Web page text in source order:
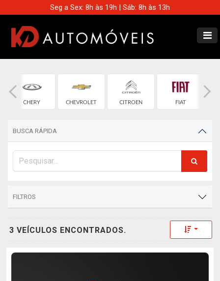
Seg a Sex: 8h às 19h | Sáb: 8h às 13h
CHERY CHEVROLET CITROEN FIAT
BUSCA RÁPIDA
FILTROS
3 VEÍCULOS ENCONTRADOS. Toggle